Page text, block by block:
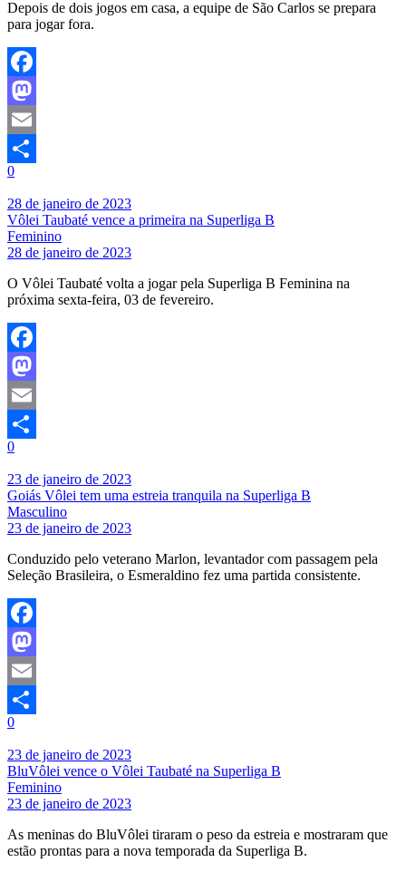
Depois de dois jogos em casa, a equipe de São Carlos se prepara
para jogar fora.
Facebook
Mastodon
Email
Share
0
28 de janeiro de 2023
Vôlei Taubaté vence a primeira na Superliga B
Feminino
28 de janeiro de 2023
O Vôlei Taubaté volta a jogar pela Superliga B Feminina na
próxima sexta-feira, 03 de fevereiro.
Facebook
Mastodon
Email
Share
0
23 de janeiro de 2023
Goiás Vôlei tem uma estreia tranquila na Superliga B
Masculino
23 de janeiro de 2023
Conduzido pelo veterano Marlon, levantador com passagem pela
Seleção Brasileira, o Esmeraldino fez uma partida consistente.
Facebook
Mastodon
Email
Share
0
23 de janeiro de 2023
BluVôlei vence o Vôlei Taubaté na Superliga B
Feminino
23 de janeiro de 2023
As meninas do BluVôlei tiraram o peso da estreia e mostraram que
estão prontas para a nova temporada da Superliga B.